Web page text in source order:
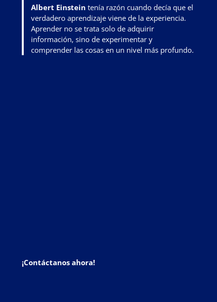
Albert Einstein tenía razón cuando decía que el
verdadero aprendizaje viene de la experiencia.
Aprender no se trata solo de adquirir
información, sino de experimentar y
comprender las cosas en un nivel más profundo.
¡Contáctanos ahora!